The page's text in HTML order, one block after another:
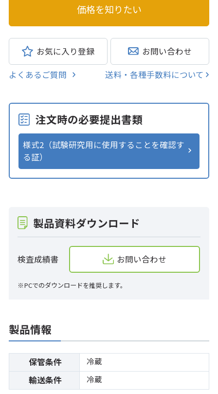
お気に入り登録 お問い合わせ
よくあるご質問 送料・各種手数料について
注文時の必要提出書類
様式2（試験研究用に使用することを確認す
る証）
製品資料ダウンロード
検査成績書 お問い合わせ
※PCでのダウンロードを推奨します。
製品情報
保管条件 冷蔵
輸送条件 冷蔵